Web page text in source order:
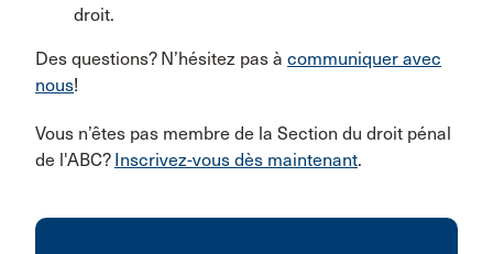
droit.
Des questions? N’hésitez pas à communiquer avec
nous!
Vous n’êtes pas membre de la Section du droit pénal
de l'ABC? Inscrivez-vous dès maintenant.